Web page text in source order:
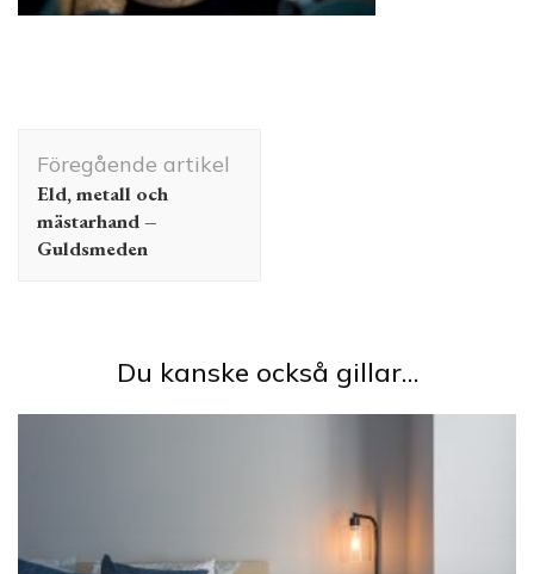
Inläggsnavigering
Föregående artikel
Eld, metall och
mästarhand –
Guldsmeden
Du kanske också gillar…